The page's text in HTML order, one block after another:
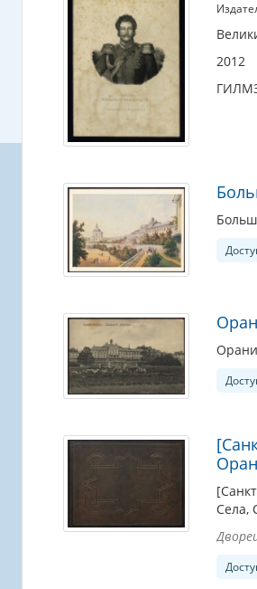
2012
Села,